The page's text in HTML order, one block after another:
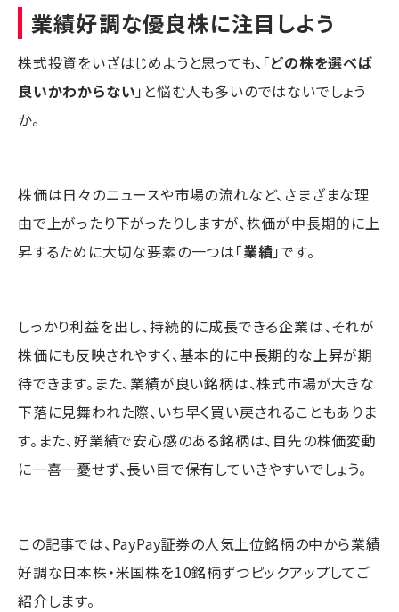
業績好調な優良株に注目しよう
株式投資をいざはじめようと思っても、「どの株を選べば
良いかわからない 」と悩む人も多いのではないでしょう
か。
株価は日々のニュースや市場の流れなど、さまざまな理
由で上がったり下がったりしますが、株価が中長期的に上
昇するために大切な要素の一つは「業績」です。
しっかり利益を出し、持続的に成長できる企業は、それが
株価にも反映されやすく、基本的に中長期的な上昇が期
待できます。また、業績が良い銘柄は、株式市場が大きな
下落に見舞われた際、いち早く買い戻されることもありま
す。また、好業績で安心感のある銘柄は、目先の株価変動
に一喜一憂せず、長い目で保有していきやすいでしょう。
この記事では、PayPay証券の人気上位銘柄の中から業績
好調な日本株・米国株を10銘柄ずつピックアップしてご
紹介します。